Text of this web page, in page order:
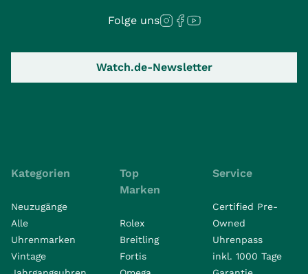
Folge uns
Watch.de-Newsletter
Kategorien
Neuzugänge
Alle
Uhrenmarken
Vintage
Top
Marken
Rolex
Breitling
Fortis
Service
Certified Pre-
Owned
Uhrenpass
inkl. 1000 Tage